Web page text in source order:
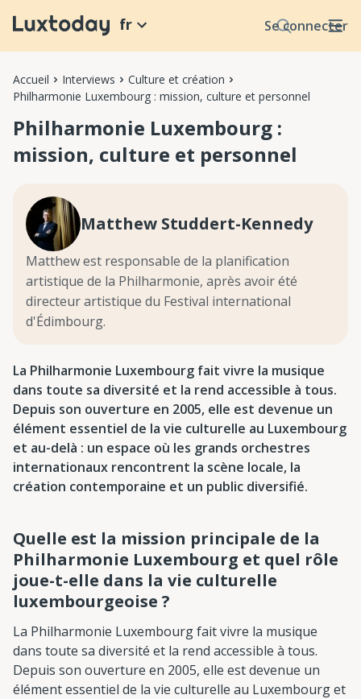
Se connecter
fr
Accueil Interviews
Culture et création
Philharmonie Luxembourg : mission, culture et personnel
Philharmonie Luxembourg :
mission, culture et personnel
Matthew Studdert-Kennedy
Matthew est responsable de la planification
artistique de la Philharmonie, après avoir été
directeur artistique du Festival international
d'Édimbourg.
La Philharmonie Luxembourg fait vivre la musique
dans toute sa diversité et la rend accessible à tous.
Depuis son ouverture en 2005, elle est devenue un
élément essentiel de la vie culturelle au Luxembourg
et au-delà : un espace où les grands orchestres
internationaux rencontrent la scène locale, la
création contemporaine et un public diversifié.
Quelle est la mission principale de la
Philharmonie Luxembourg et quel rôle
joue-t-elle dans la vie culturelle
luxembourgeoise ?
La Philharmonie Luxembourg fait vivre la musique
dans toute sa diversité et la rend accessible à tous.
Depuis son ouverture en 2005, elle est devenue un
élément essentiel de la vie culturelle au Luxembourg et